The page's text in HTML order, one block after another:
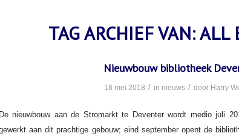
TAG ARCHIEF VAN:ALL
Nieuwbouw bibliotheek
18 mei 2018 / in nieuws / door Harry
De nieuwbouw aan de Stromarkt te Deventer wordt medio juli
aan dit prachtige gebouw; eind september opent de